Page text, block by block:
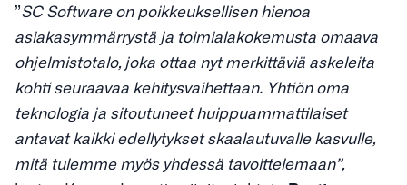
”SC Software on poikkeuksellisen hienoa
asiakasymmärrystä ja toimialakokemusta omaava
ohjelmistotalo, joka ottaa nyt merkittäviä askeleita
kohti seuraavaa kehitysvaihettaan. Yhtiön oma
teknologia ja sitoutuneet huippuammattilaiset
antavat kaikki edellytykset skaalautuvalle kasvulle,
mitä tulemme myös yhdessä tavoittelemaan”,